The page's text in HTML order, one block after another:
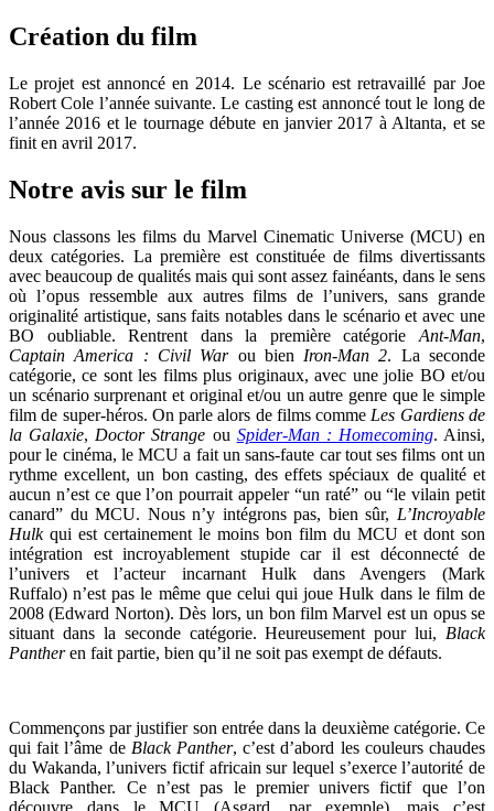
Création du film
Le projet est annoncé en 2014. Le scénario est retravaillé par Joe
Robert Cole l’année suivante. Le casting est annoncé tout le long de
l’année 2016 et le tournage débute en janvier 2017 à Altanta, et se
finit en avril 2017.
Notre avis sur le film
Nous classons les films du Marvel Cinematic Universe (MCU) en
deux catégories. La première est constituée de films divertissants
avec beaucoup de qualités mais qui sont assez fainéants, dans le sens
où l’opus ressemble aux autres films de l’univers, sans grande
originalité artistique, sans faits notables dans le scénario et avec une
BO oubliable. Rentrent dans la première catégorie Ant-Man,
Captain America : Civil Warou bien Iron-Man 2. La seconde
catégorie, ce sont les films plus originaux, avec une jolie BO et/ou
un scénario surprenant et original et/ou un autre genre que le simple
film de super-héros. On parle alors de films comme Les Gardiens de
la Galaxie, Doctor Strange ou Spider-Man : Homecoming. Ainsi,
pour le cinéma, le MCU a fait un sans-faute car tout ses films ont un
rythme excellent, un bon casting, des effets spéciaux de qualité et
aucun n’est ce que l’on pourrait appeler “un raté” ou “le vilain petit
canard” du MCU. Nous n’y intégrons pas, bien sûr, L’Incroyable
Hulkqui est certainement le moins bon film du MCU et dont son
intégration est incroyablement stupide car il est déconnecté de
l’univers et l’acteur incarnant Hulk dans Avengers (Mark
Ruffalo) n’est pas le même que celui qui joue Hulk dans le film de
2008 (Edward Norton). Dès lors, un bon film Marvel est un opus se
situant dans la seconde catégorie. Heureusement pour lui, Black
Pantheren fait partie, bien qu’il ne soit pas exempt de défauts.
Commençons par justifier son entrée dans la deuxième catégorie. Ce
qui fait l’âme de Black Panther, c’est d’abord les couleurs chaudes
du Wakanda, l’univers fictif africain sur lequel s’exerce l’autorité de
Black Panther. Ce n’est pas le premier univers fictif que l’on
découvre dans le MCU (Asgard, par exemple), mais c’est